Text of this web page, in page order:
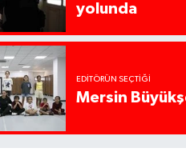
yolunda
EDITÖRÜN SEÇTIĞI
Mersin